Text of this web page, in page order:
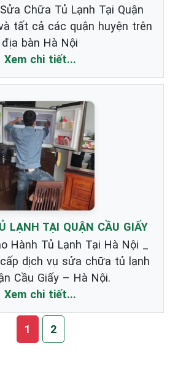
Chữa Tủ Lạnh Tại Quận
tất cả các quận huyện trên
địa bàn Hà Nội
Xem chi tiết...
LẠNH TẠI QUẬN CẦU GIẤY
Hành Tủ Lạnh Tại Hà Nội _
dịch vụ sửa chữa tủ lạnh
Cầu Giấy – Hà Nội.
Xem chi tiết...
1 2